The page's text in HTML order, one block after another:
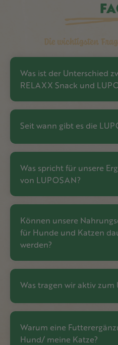
Die wichtigsten
Was ist der Unterschied
RELAXX Snack und
Seit wann gibt es die
Was spricht für unsere
von LUPOSAN?
Können unsere
für Hunde und Katzen
werden?
Was tragen wir aktiv zum
Warum eine
Hund/ meine Katze?